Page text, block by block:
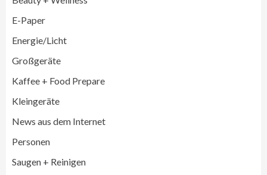
E-Paper
Energie/Licht
Großgeräte
Kaffee + Food Prepare
Kleingeräte
News aus dem Internet
Personen
Saugen + Reinigen
3
LG feiert 10 Jahre InstaView
steigern Frequenz und Umsatz im